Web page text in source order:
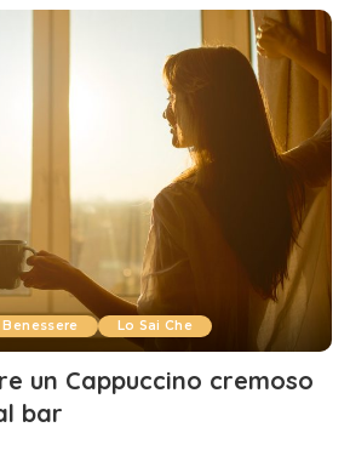
Benessere Lo Sai Che
un Cappuccino cremoso
bar